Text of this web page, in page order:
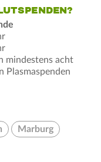
mindestens acht
Plasmaspenden
Marburg